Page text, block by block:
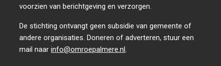
voorzien van berichtgeving en verzorgen.
De stichting ontvangt geen subsidie van gemeente of
andere organisaties. Doneren of adverteren, stuur een
mail naarinfo@omroepalmere.nl.